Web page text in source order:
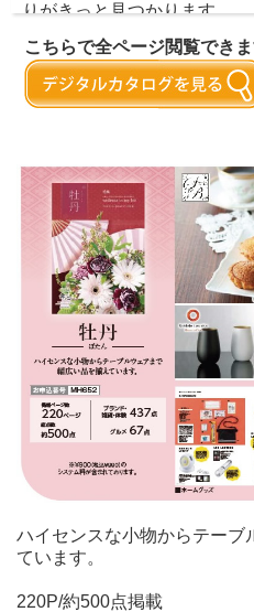
りがきっと見つかります。
こちらで全ページ閲覧できま
ハイセンスな小物からテーブ
ています。
220P/約500点掲載